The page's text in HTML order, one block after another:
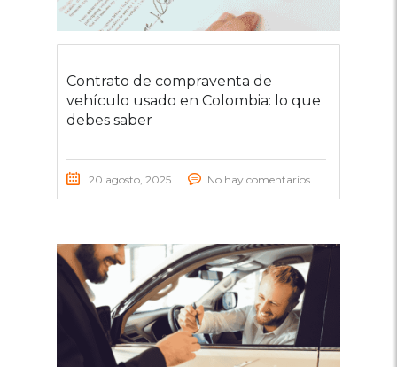
Contrato de compraventa de
vehículo usado en Colombia: lo que
debes saber
20 agosto, 2025 No hay comentarios